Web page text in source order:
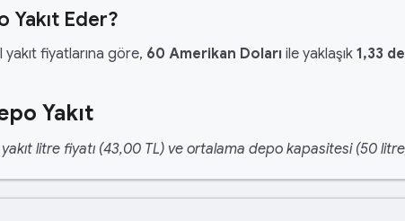
Yakıt Eder?
fiyatlarına göre, 60 Amerikan Doları ile yaklaşık 1,33
Yakıt
litre fiyatı (43,00 TL) ve ortalama depo kapasitesi (50 litre)